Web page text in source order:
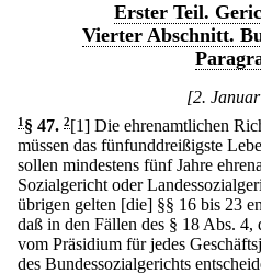
Erster Teil.
Vierter Abschnitt.
[2.
1 § 47. 2[1] Die ehrenamtlichen
müssen das fünfunddreißigste
sollen mindestens fünf Jahre
Sozialgericht oder
übrigen gelten [die] §§ 16 bis 23
daß in den Fällen des § 18 Abs.
vom Präsidium für jedes
des Bundessozialgerichts